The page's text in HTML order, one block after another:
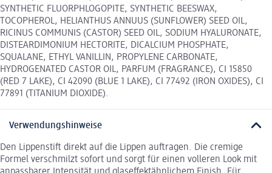
SYNTHETIC FLUORPHLOGOPITE, SYNTHETIC BEESWAX,
TOCOPHEROL, HELIANTHUS ANNUUS (SUNFLOWER) SEED OIL,
RICINUS COMMUNIS (CASTOR) SEED OIL, SODIUM HYALURONATE,
DISTEARDIMONIUM HECTORITE, DICALCIUM PHOSPHATE,
SQUALANE, ETHYL VANILLIN, PROPYLENE CARBONATE,
HYDROGENATED CASTOR OIL, PARFUM (FRAGRANCE), CI 15850
(RED 7 LAKE), CI 42090 (BLUE 1 LAKE), CI 77492 (IRON OXIDES), CI
77891 (TITANIUM DIOXIDE).
Verwendungshinweise
Den Lippenstift direkt auf die Lippen auftragen. Die cremige
Formel verschmilzt sofort und sorgt für einen volleren Look mit